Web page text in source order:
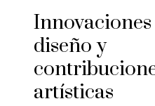
Innovaciones
diseño y
artísticas